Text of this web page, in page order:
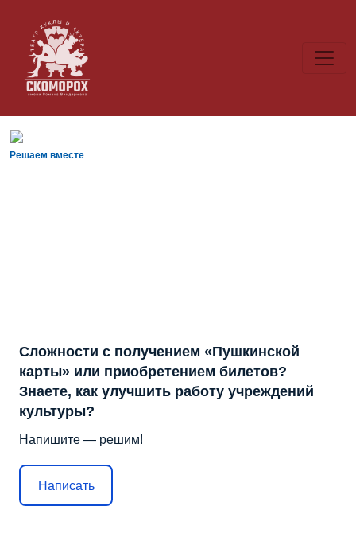
Решаем вместе
Сложности с получением «Пушкинской
карты» или приобретением билетов?
Знаете, как улучшить работу учреждений
культуры?
Напишите — решим!
Написать